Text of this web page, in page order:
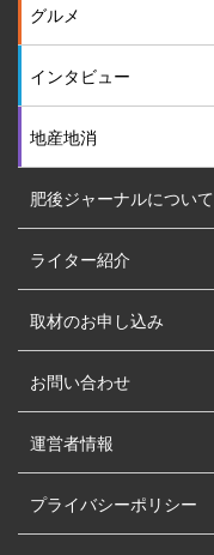
グルメ
インタビュー
地産地消
肥後ジャーナルについて
ライター紹介
取材のお申し込み
お問い合わせ
運営者情報
プライバシーポリシー